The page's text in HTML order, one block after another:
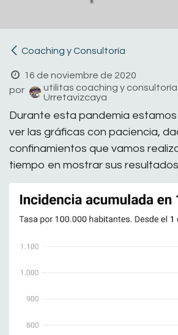
Coaching y Consultoría
16 de noviembre de 2020
por
utilitas coaching y consultoría
Urretavizcaya
Durante esta pandemia
ver las gráficas con paciencia,
confinamientos que vamos
tiempo en mostrar sus